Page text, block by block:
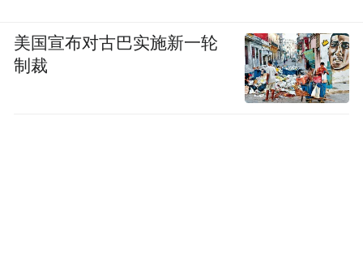
美国宣布对古巴实施新一轮
制裁